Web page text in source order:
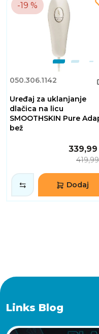
-19 %
050.306.1142
Uređaj za uklanjanje
dlačica na licu
SMOOTHSKIN Pure
bež
Dodaj
Links Blog